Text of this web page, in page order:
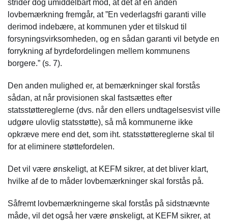
strider dog umiddelbart mod, at det af en anden
lovbemærkning fremgår, at ”En vederlagsfri garanti ville
derimod indebære, at kommunen yder et tilskud til
forsyningsvirksomheden, og en sådan garanti vil betyde en
forrykning af byrdefordelingen mellem kommunens
borgere.” (s. 7).
Den anden mulighed er, at bemærkninger skal forstås
sådan, at når provisionen skal fastsættes efter
statsstøttereglerne (dvs. når den ellers undtagelsesvist ville
udgøre ulovlig statsstøtte), så må kommunerne ikke
opkræve mere end det, som iht. statsstøttereglerne skal til
for at eliminere støttefordelen.
Det vil være ønskeligt, at KEFM sikrer, at det bliver klart,
hvilke af de to måder lovbemærkninger skal forstås på.
Såfremt lovbemærkningerne skal forstås på sidstnævnte
måde, vil det også her være ønskeligt, at KEFM sikrer, at